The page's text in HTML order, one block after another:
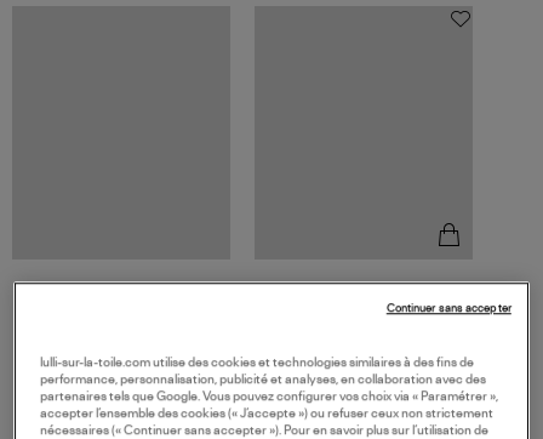
395,00 €
Collier Perles Resine Or 42 cm
lulli-sur-la-toile.com utilise des cookies et technologies similaires à des fins de
performance, personnalisation, publicité et analyses, en collaboration avec des
partenaires tels que Google. Vous pouvez configurer vos choix via « Paramétrer »,
accepter l’ensemble des cookies (« J’accepte ») ou refuser ceux non strictement
nécessaires (« Continuer sans accepter »). Pour en savoir plus sur l’utilisation de
Continuer sans accepter